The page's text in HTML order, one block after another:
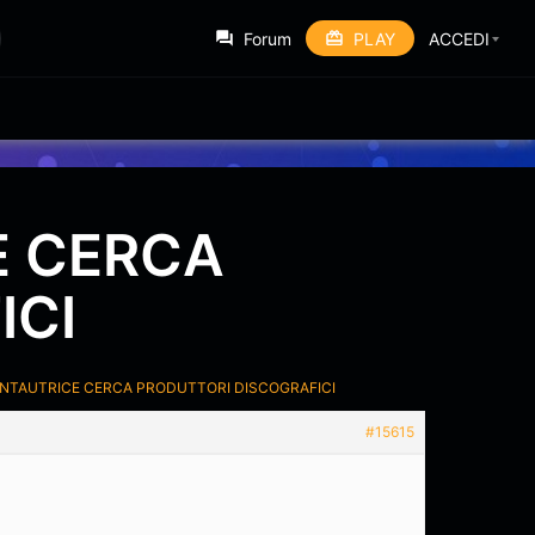
Forum PLAY ACCEDI
CERCA
CERCA PRODUTTORI DISCOGRAFICI
#15615